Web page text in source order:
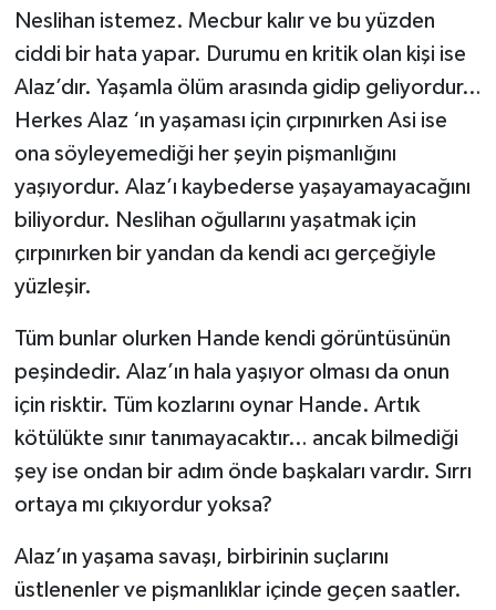
Neslihan istemez. Mecbur kalır ve bu yüzden
ciddi bir hata yapar. Durumu en kritik olan kişi ise
Alaz’dır. Yaşamla ölüm arasında gidip geliyordur…
Herkes Alaz ‘ın yaşaması için çırpınırken Asi ise
ona söyleyemediği her şeyin pişmanlığını
yaşıyordur. Alaz’ı kaybederse yaşayamayacağını
biliyordur. Neslihan oğullarını yaşatmak için
çırpınırken bir yandan da kendi acı gerçeğiyle
yüzleşir.
Tüm bunlar olurken Hande kendi görüntüsünün
peşindedir. Alaz’ın hala yaşıyor olması da onun
için risktir. Tüm kozlarını oynar Hande. Artık
kötülükte sınır tanımayacaktır… ancak bilmediği
şey ise ondan bir adım önde başkaları vardır. Sırrı
ortaya mı çıkıyordur yoksa?
Alaz’ın yaşama savaşı, birbirinin suçlarını
üstlenenler ve pişmanlıklar içinde geçen saatler.